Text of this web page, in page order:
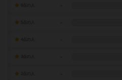
-
-
-
-
-